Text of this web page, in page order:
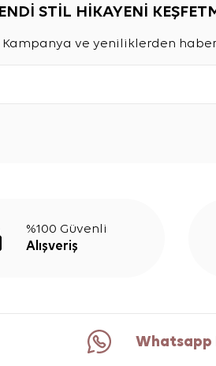
STİL HİKAYENİ
Kampanya ve yeniliklerden
%100 Güvenli
Alışveriş
Whatsapp